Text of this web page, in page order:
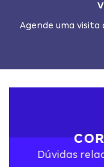
Agende uma visita
Dúvidas